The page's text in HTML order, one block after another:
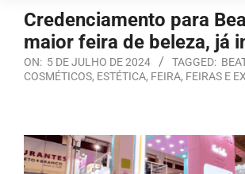
Credenciamento para
maior feira de beleza, já
ON: 5 DE JULHO DE 2024 TAGGED:
COSMÉTICOS, ESTÉTICA, FEIRA, FEIRAS E